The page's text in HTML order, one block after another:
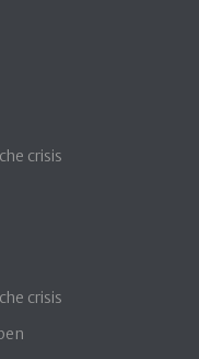
crisis
crisis